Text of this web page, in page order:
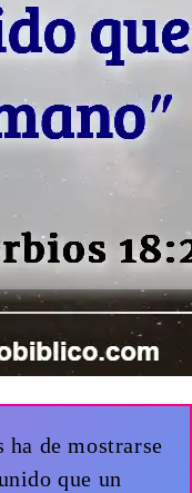
ha de mostrarse
que un